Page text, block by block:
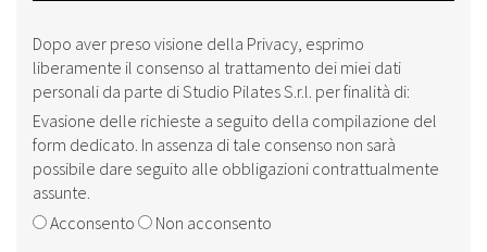
Dopo aver preso visione della ‎‎ Privacy, esprimo
liberamente il consenso al trattamento dei miei dati
personali da parte di Studio Pilates S.r.l. per finalità di:
Evasione delle richieste a seguito della compilazione del
form dedicato. In assenza di tale consenso non sarà
possibile dare seguito alle obbligazioni contrattualmente
assunte.
Acconsento
Non acconsento